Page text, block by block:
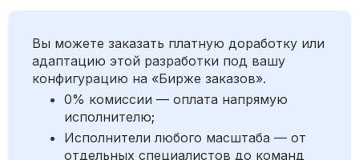
Вы можете заказать платную доработку или
адаптацию этой разработки под вашу
конфигурацию на «Бирже заказов».
0% комиссии — оплата напрямую
исполнителю;
Исполнители любого масштаба — от
отдельных специалистов до команд